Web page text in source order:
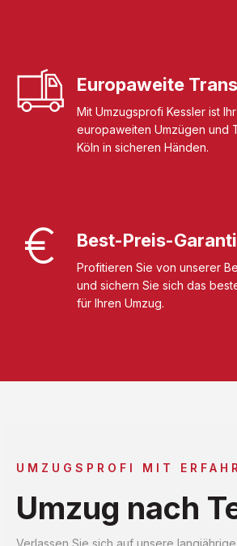
Europaweite
Mit Umzugsprofi Kessler ist
europaweiten Umzügen und
Köln in sicheren Händen.
Best-Preis-
Profitieren Sie von unserer
und sichern Sie sich das
für Ihren Umzug.
UMZUGSPROFI MIT
Umzug nach